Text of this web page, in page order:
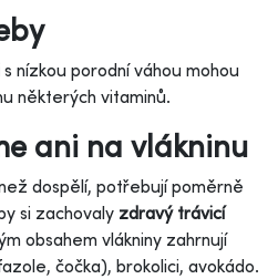
s nízkou porodní váhou mohou
některých vitaminů.
ani na vlákninu
dospělí, potřebují poměrně
si zachovaly zdravý trávicí
obsahem vlákniny zahrnují
čočka), brokolici, avokádo.